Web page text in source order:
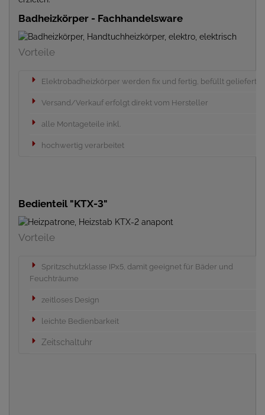
Badheizkörper - Fachhandelsware
Vorteile
Elektrobadheizkörper werden fix und fertig, befüllt geliefert
Versand/Verkauf erfolgt direkt vom Hersteller
alle Montageteile inkl.
hochwertig verarbeitet
Bedienteil "KTX-3"
Vorteile
Spritzschutzklasse IPx5, damit geeignet für Bäder und
Feuchträume
zeitloses Design
leichte Bedienbarkeit
Zeitschaltuhr